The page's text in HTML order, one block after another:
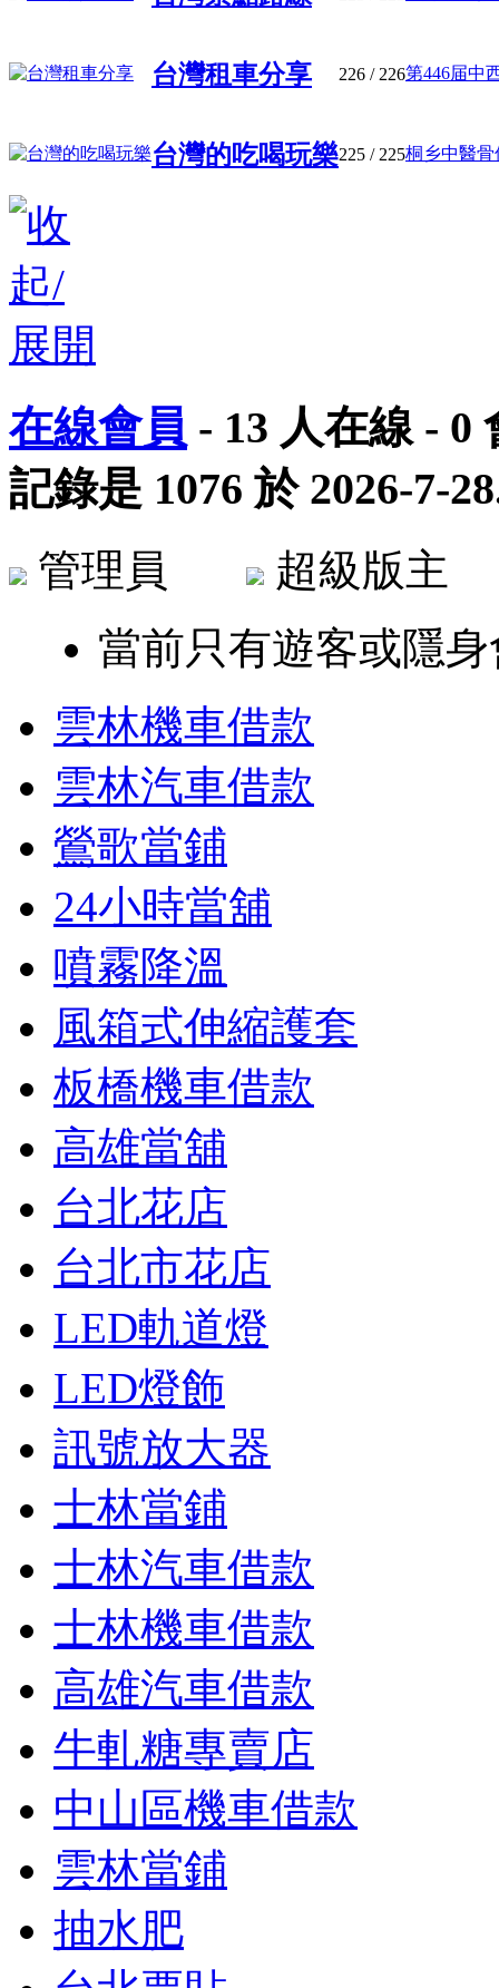
台灣租車分享 226 / 226第446届中
台灣的吃喝玩樂225 / 225桐乡中醫骨
在線會員 - 13 人在線 - 0
記錄是 1076 於 2026-7-28
管理員
超級版
當前只有遊客或隱
雲林機車借款
雲林汽車借款
鶯歌當鋪
24小時當舖
噴霧降溫
風箱式伸縮護套
板橋機車借款
高雄當舖
台北花店
台北市花店
LED軌道燈
LED燈飾
訊號放大器
士林當鋪
士林汽車借款
士林機車借款
高雄汽車借款
牛軋糖專賣店
中山區機車借款
雲林當鋪
抽水肥